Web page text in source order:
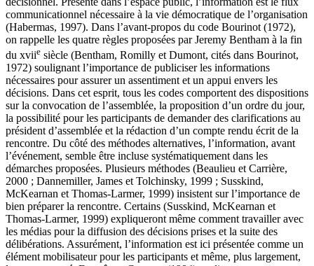
communicationnel nécessaire à la vie démocratique de l’organisation
(Habermas, 1997). Dans l’avant-propos du code Bourinot (1972),
on rappelle les quatre règles proposées par Jeremy Bentham à la fin
du xviie siècle (Bentham, Romilly et Dumont, cités dans Bourinot,
1972) soulignant l’importance de publiciser les informations
nécessaires pour assurer un assentiment et un appui envers les
décisions. Dans cet esprit, tous les codes comportent des dispositions
sur la convocation de l’assemblée, la proposition d’un ordre du jour,
la possibilité pour les participants de demander des clarifications au
président d’assemblée et la rédaction d’un compte rendu écrit de la
rencontre. Du côté des méthodes alternatives, l’information, avant
l’événement, semble être incluse systématiquement dans les
démarches proposées. Plusieurs méthodes (Beaulieu et Carrière,
2000 ; Dannemiller, James et Tolchinsky, 1999 ; Susskind,
McKearnan et Thomas-Larmer, 1999) insistent sur l’importance de
bien préparer la rencontre. Certains (Susskind, McKearnan et
Thomas-Larmer, 1999) expliqueront même comment travailler avec
les médias pour la diffusion des décisions prises et la suite des
délibérations. Assurément, l’information est ici présentée comme un
élément mobilisateur pour les participants et même, plus largement,